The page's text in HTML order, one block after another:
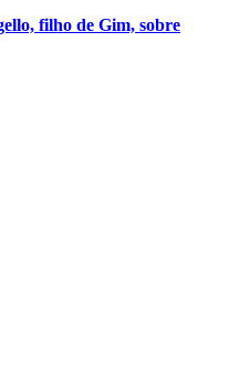
filho de Gim, sobre